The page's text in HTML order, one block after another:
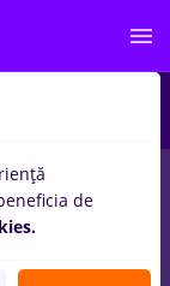
in
Telecom
de